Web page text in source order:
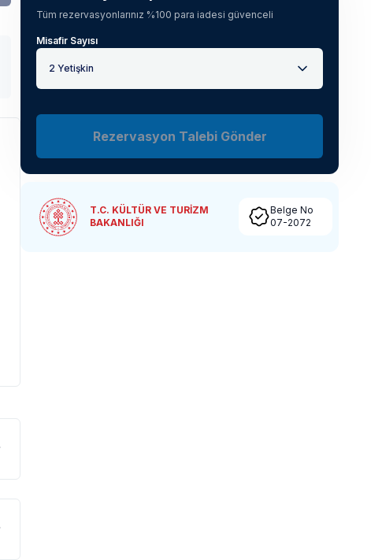
Tüm rezervasyonlarınız %100 para iadesi güvenceli
Misafir Sayısı
2 Yetişkin
Rezervasyon Talebi Gönder
T.C. KÜLTÜR VE TURİZM
BAKANLIĞI
Belge No
07-2072